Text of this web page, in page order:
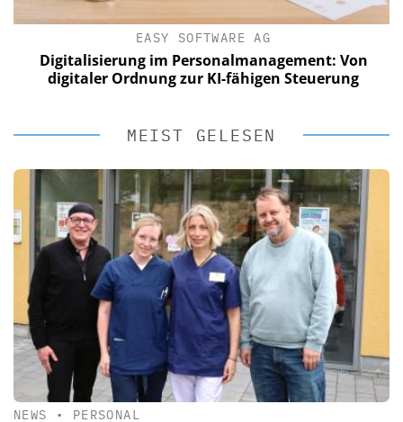
EASY SOFTWARE AG
Digitalisierung im Personalmanagement: Von
digitaler Ordnung zur KI-fähigen Steuerung
MEIST GELESEN
NEWS • PERSONAL